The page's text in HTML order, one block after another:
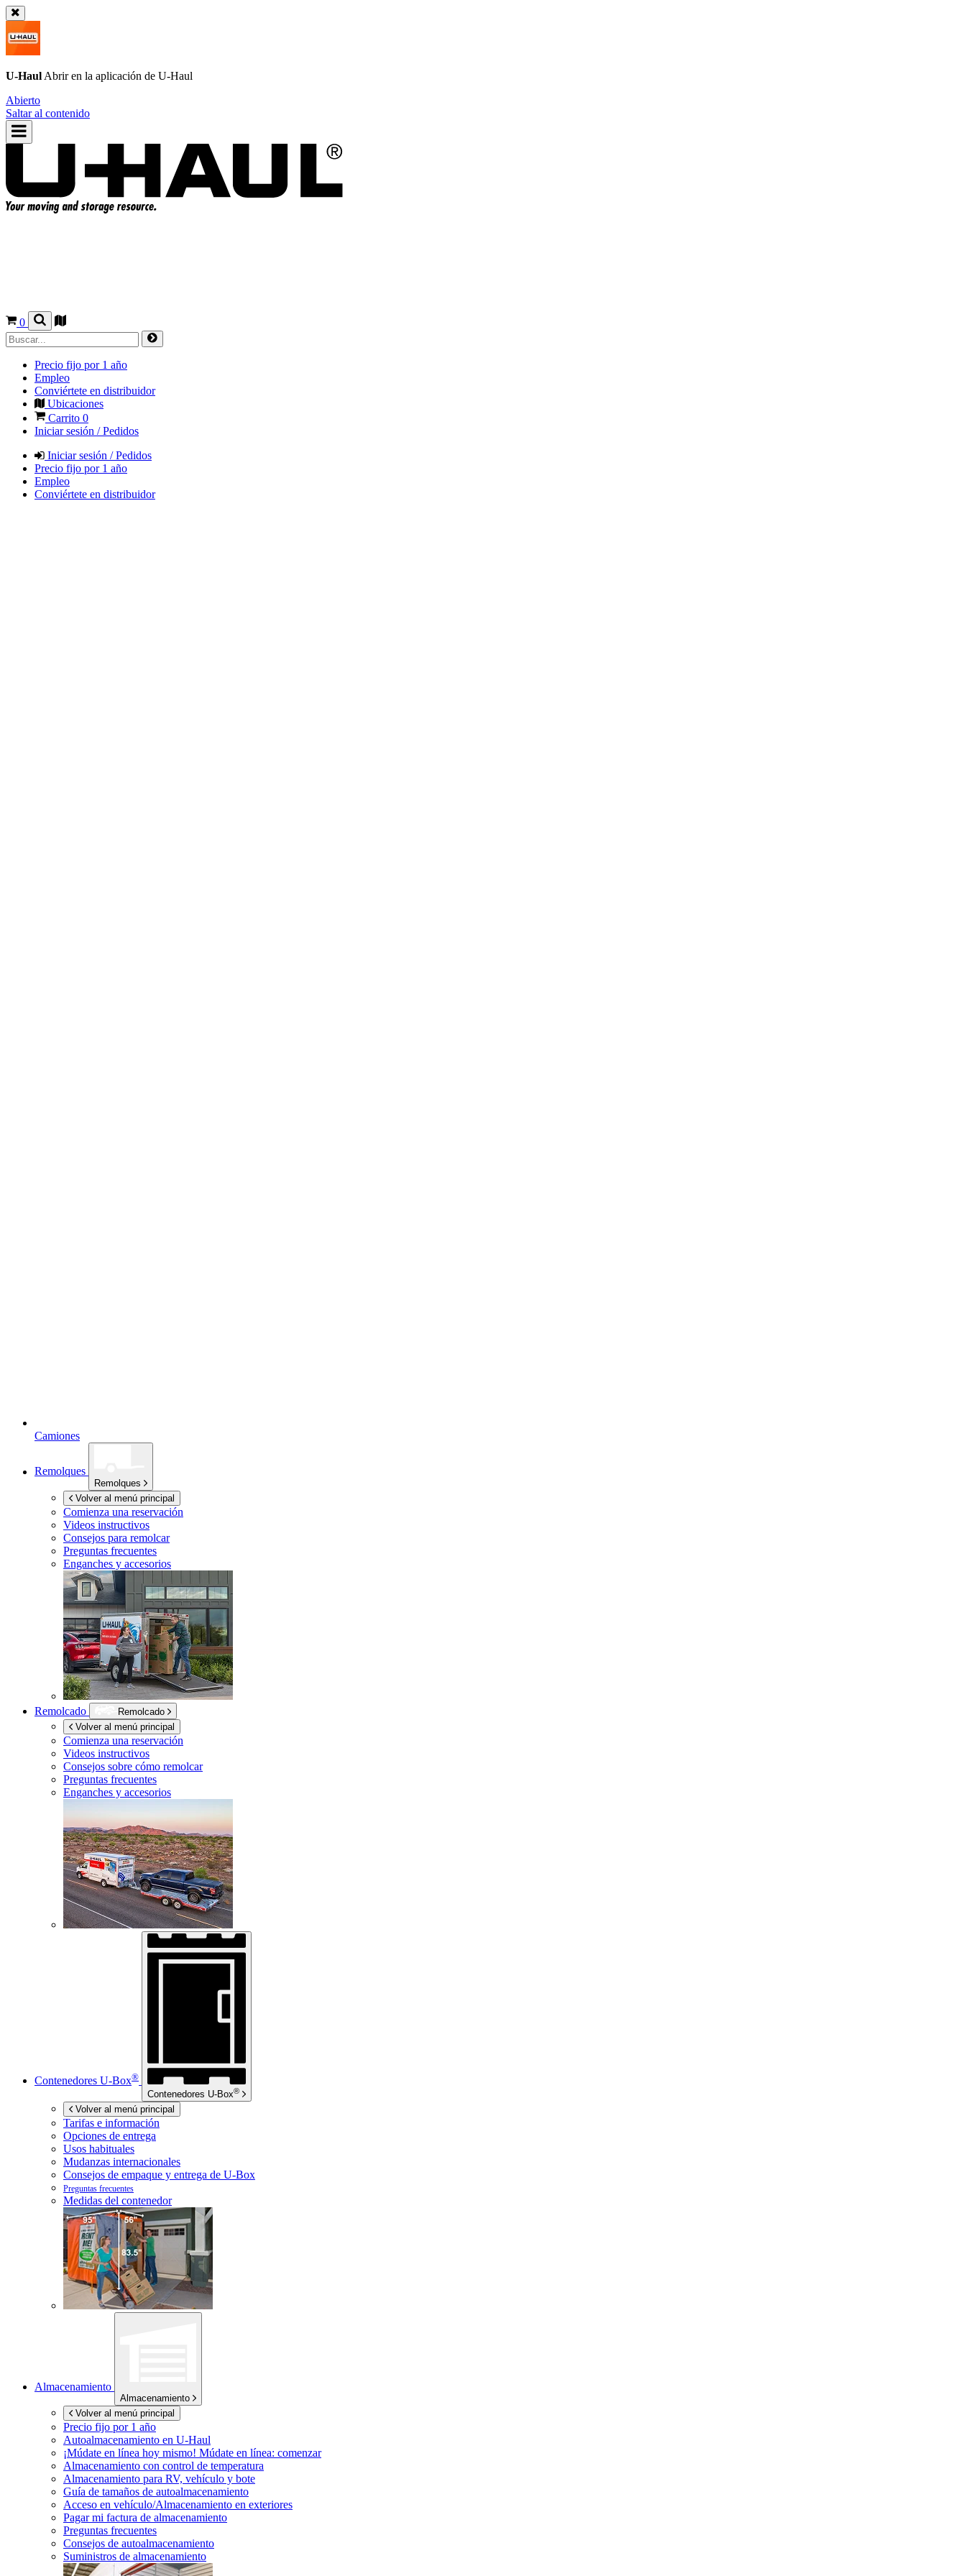
U-Haul Abrir en la aplicación de U-Haul
Abierto
Saltar al contenido
0
Precio fijo por 1 año
Empleo
Conviértete en distribuidor
Ubicaciones
Carrito 0
Iniciar sesión / Pedidos
Iniciar sesión / Pedidos
Precio fijo por 1 año
Empleo
Conviértete en distribuidor
Camiones
Remolques
Remolques
Volver al menú principal
Comienza una reservación
Videos instructivos
Consejos para remolcar
Preguntas frecuentes
Enganches y accesorios
Remolcado
Remolcado
Volver al menú principal
Comienza una reservación
Videos instructivos
Consejos sobre cómo remolcar
Preguntas frecuentes
Enganches y accesorios
Contenedores U-Box®
Contenedores U-Box®
Volver al menú principal
Tarifas e información
Opciones de entrega
Usos habituales
Mudanzas internacionales
Consejos de empaque y entrega de U-Box
Preguntas frecuentes
Medidas del contenedor
Almacenamiento
Almacenamiento
Volver al menú principal
Precio fijo por 1 año
Autoalmacenamiento en U-Haul
¡Múdate en línea hoy mismo! Múdate en línea: comenzar
Almacenamiento con control de temperatura
Almacenamiento para RV, vehículo y bote
Guía de tamaños de autoalmacenamiento
Acceso en vehículo/Almacenamiento en exteriores
Pagar mi factura de almacenamiento
Preguntas frecuentes
Consejos de autoalmacenamiento
Suministros de almacenamiento